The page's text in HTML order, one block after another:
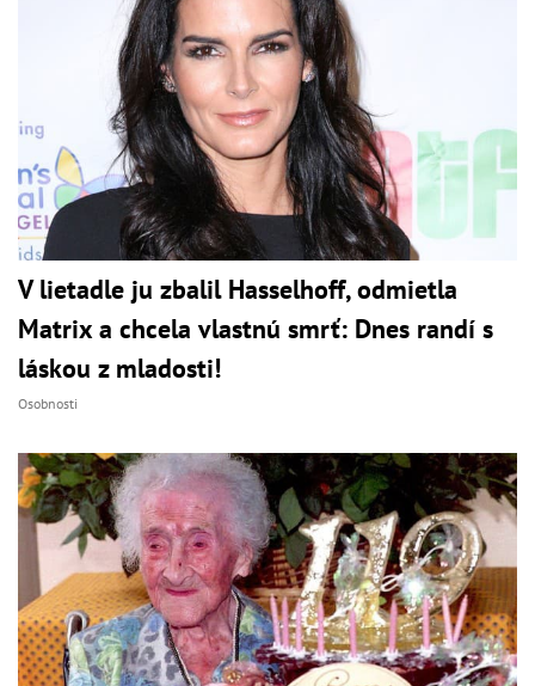
V lietadle ju zbalil Hasselhoff, odmietla
Matrix a chcela vlastnú smrť: Dnes randí s
láskou z mladosti!
Osobnosti